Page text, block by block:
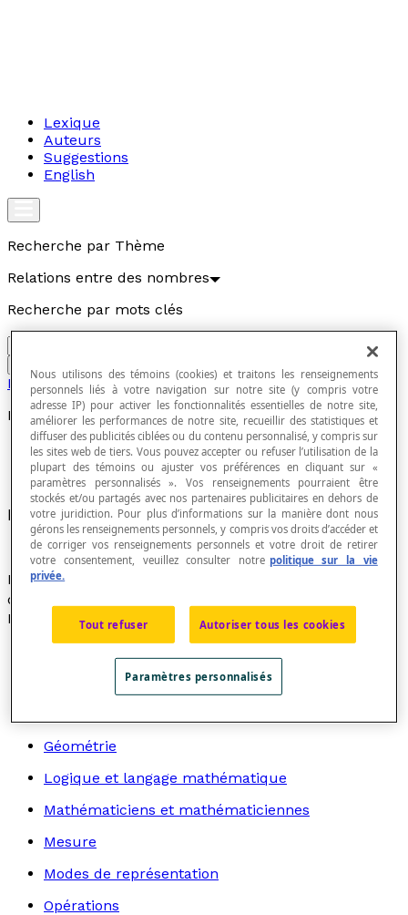
Lexique
Auteurs
Suggestions
English
Recherche par Thème
Relations entre des nombres
Recherche par mots clés
Relations entre des nombres
Réflexivité
Propriété d'être une relation réflexive.
Lesrelations d'équivalence
des relations réflexives.
Recherche par thème
Arithmétique
Géométrie
Logique et langage mathématique
Mathématiciens et mathématiciennes
Mesure
Modes de représentation
Opérations
Nous utilisons des témoins (cookies) et traitons les renseignements
personnels liés à votre navigation sur notre site (y compris votre
adresse IP) pour activer les fonctionnalités essentielles de notre site,
améliorer les performances de notre site, recueillir des statistiques et
diffuser des publicités ciblées ou du contenu personnalisé, y compris sur
les sites web de tiers. Vous pouvez accepter ou refuser l’utilisation de la
plupart des témoins ou ajuster vos préférences en cliquant sur «
paramètres personnalisés ». Vos renseignements pourraient être
stockés et/ou partagés avec nos partenaires publicitaires en dehors de
votre juridiction. Pour plus d’informations sur la manière dont nous
gérons les renseignements personnels, y compris vos droits d’accéder et
de corriger vos renseignements personnels et votre droit de retirer
votre consentement, veuillez consulter notre politique sur la vie
privée.
Tout refuser Autoriser tous les cookies
Paramètres personnalisés